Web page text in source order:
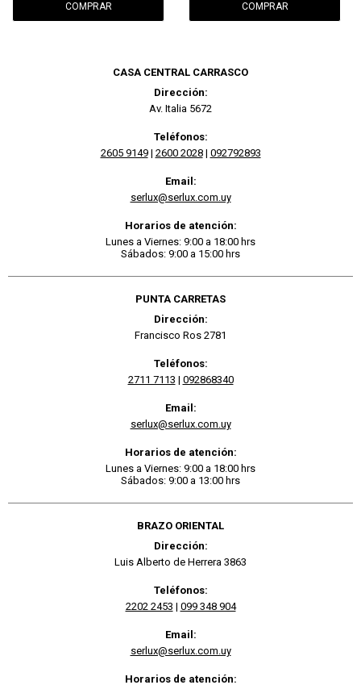
CASA CENTRAL CARRASCO
Dirección:
Av. Italia 5672
Teléfonos:
2605 9149| 2600 2028| 092792893
Email:
serlux@serlux.com.uy
Horarios de atención:
Lunes a Viernes: 9:00 a 18:00 hrs
Sábados: 9:00 a 15:00 hrs
PUNTA CARRETAS
Dirección:
Francisco Ros 2781
Teléfonos:
2711 7113 | 092868340
Email:
serlux@serlux.com.uy
Horarios de atención:
Lunes a Viernes: 9:00 a 18:00 hrs
Sábados: 9:00 a 13:00 hrs
BRAZO ORIENTAL
Dirección:
Luis Alberto de Herrera 3863
Teléfonos:
2202 2453 | 099 348 904
Email:
serlux@serlux.com.uy
Horarios de atención: